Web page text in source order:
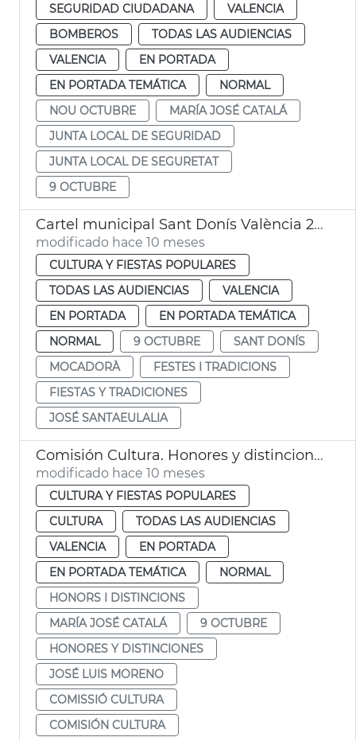
SEGURIDAD CIUDADANA
VALENCIA
BOMBEROS
TODAS LAS AUDIENCIAS
VALENCIA
EN PORTADA
EN PORTADA TEMÁTICA
NORMAL
NOU OCTUBRE
MARÍA JOSÉ CATALÁ
JUNTA LOCAL DE SEGURIDAD
JUNTA LOCAL DE SEGURETAT
9 OCTUBRE
Cartel municipal Sant Donís València 2025
modificado hace 10 meses
CULTURA Y FIESTAS POPULARES
TODAS LAS AUDIENCIAS
VALENCIA
EN PORTADA
EN PORTADA TEMÁTICA
NORMAL
9 OCTUBRE
SANT DONÍS
MOCADORÀ
FESTES I TRADICIONS
FIESTAS Y TRADICIONES
JOSÉ SANTAEULALIA
Comisión Cultura. Honores y distinciones València
modificado hace 10 meses
CULTURA Y FIESTAS POPULARES
CULTURA
TODAS LAS AUDIENCIAS
VALENCIA
EN PORTADA
EN PORTADA TEMÁTICA
NORMAL
HONORS I DISTINCIONS
MARÍA JOSÉ CATALÁ
9 OCTUBRE
HONORES Y DISTINCIONES
JOSÉ LUIS MORENO
COMISSIÓ CULTURA
COMISIÓN CULTURA